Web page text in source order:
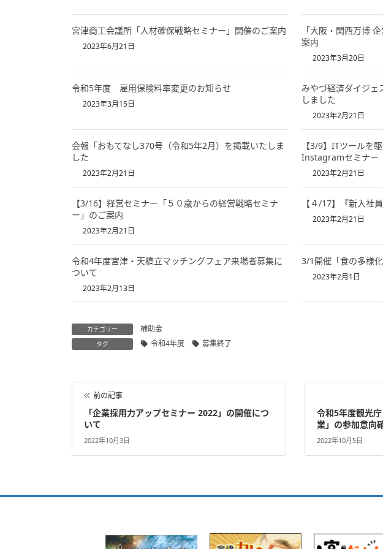
宮津商工会議所「人材確保戦略セミナー」開催のご案内
2023年6月21日
「大阪・関西万博
案内
2023年3月20日
令和5年度 雇用保険料率変更のお知らせ
2023年3月15日
みやづ経済ダイジェ
しました
2023年2月21日
会報「おもてなし370号（令和5年2月）を掲載いたしま
した
2023年2月21日
【3/9】ITツールを
Instagramセミナー
2023年2月21日
【3/16】経営セミナー「５０歳からの経営戦略セミナ
ー」のご案内
2023年2月21日
【４/17】『新入社
2023年2月21日
令和4年度宮津・天橋立マッチングフェア来場者募集に
ついて
2023年2月13日
3/1開催「食の多様
2023年2月1日
カテゴリー 補助金
タグ 令和4年度 募集終了
前の記事
「企業採用力アップセミナー 2022」の開催につ
いて
2022年10月3日
令和5年度観光
業」の参加意向
2022年10月5日